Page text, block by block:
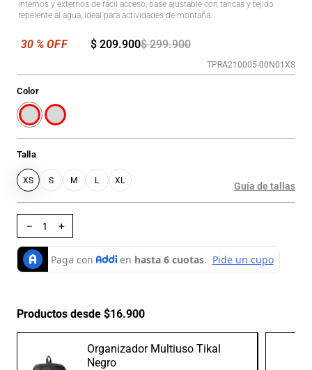
internos y externos de fácil acceso, base ajustable con tancas y tejido
repelente al agua, ideal para actividades de montaña.
$ 299.900
$ 209.900
TPRA210005-00N01XS
Talla
XS S M L XL
Color
Guía de tallas
＋
－
Productos desde $16.900
Organizador Multiuso Tikal
Negro